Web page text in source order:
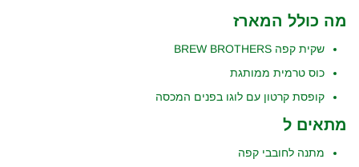
מה כולל המארז
שקית קפה BREW BROTHERS
כוס טרמית ממותגת
קופסת קרטון עם לוגו בפנים המכסה
מתאים ל
מתנה לחובבי קפה